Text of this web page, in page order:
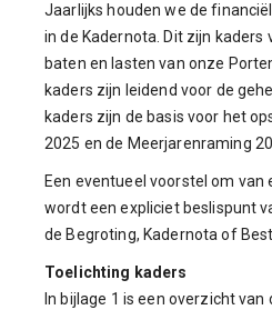
Jaarlijks houden we de
in de Kadernota. Dit zijn
baten en lasten van onze
kaders zijn leidend voor de
kaders zijn de basis voor het
2025 en de Meerjarenraming
Een eventueel voorstel om van
wordt een expliciet beslispunt
de Begroting, Kadernota of
Toelichting kaders
In bijlage 1 is een overzicht